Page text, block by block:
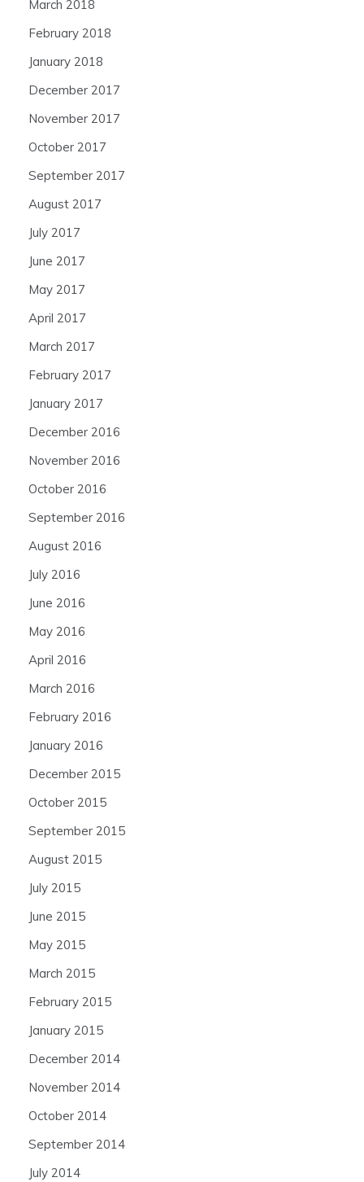
March 2018
February 2018
January 2018
December 2017
November 2017
October 2017
September 2017
August 2017
July 2017
June 2017
May 2017
April 2017
March 2017
February 2017
January 2017
December 2016
November 2016
October 2016
September 2016
August 2016
July 2016
June 2016
May 2016
April 2016
March 2016
February 2016
January 2016
December 2015
October 2015
September 2015
August 2015
July 2015
June 2015
May 2015
March 2015
February 2015
January 2015
December 2014
November 2014
October 2014
September 2014
July 2014